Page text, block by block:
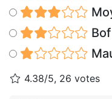
Bof
4.38/5, 26 votes